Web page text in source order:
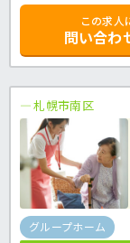
この求人
問い合わ
札幌市南区
グループホーム